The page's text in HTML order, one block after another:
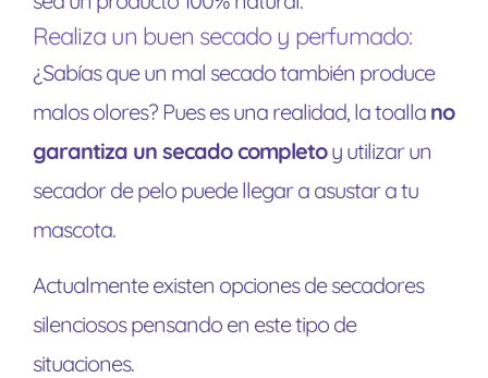
Realiza un buen secado y perfumado:
¿Sabías que un mal secado también produce
malos olores? Pues es una realidad, la toalla no
garantiza un secado completoy utilizar un
secador de pelo puede llegar a asustar a tu
mascota.
Actualmente existen opciones de secadores
silenciosos pensando en este tipo de
situaciones.